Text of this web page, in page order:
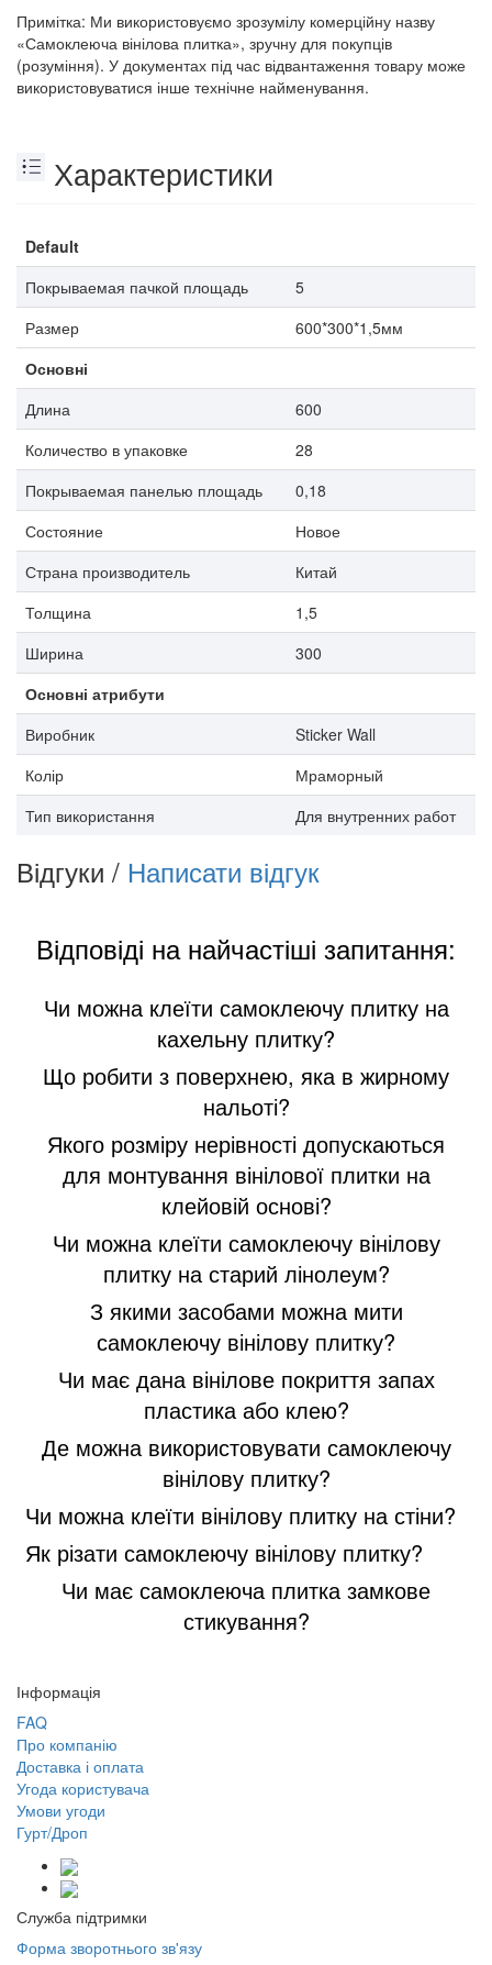
Примітка: Ми використовуємо зрозумілу комерційну назву
«Самоклеюча вінілова плитка», зручну для покупців
(розуміння). У документах під час відвантаження товару може
використовуватися інше технічне найменування.
Характеристики
Default
Покрываемая пачкой площадь
5
Размер
600*300*1,5мм
Основні
Длина
600
Количество в упаковке
28
Покрываемая панелью площадь
0,18
Состояние
Новое
Страна производитель
Китай
Толщина
1,5
Ширина
300
Основні атрибути
Виробник
Sticker Wall
Колір
Мраморный
Тип використання
Для внутренних работ
Відгуки / Написати відгук
Відповіді на найчастіші запитання:
Чи можна клеїти самоклеючу плитку на
кахельну плитку?
Що робити з поверхнею, яка в жирному
нальоті?
Якого розміру нерівності допускаються
для монтування вінілової плитки на
клейовій основі?
Чи можна клеїти самоклеючу вінілову
плитку на старий лінолеум?
З якими засобами можна мити
самоклеючу вінілову плитку?
Чи має дана вінілове покриття запах
пластика або клею?
Де можна використовувати самоклеючу
вінілову плитку?
Чи можна клеїти вінілову плитку на стіни?
Як різати самоклеючу вінілову плитку?
Чи має самоклеюча плитка замкове
стикування?
Інформація
FAQ
Про компанію
Доставка і оплата
Угода користувача
Умови угоди
Гурт/Дроп
Служба підтримки
Форма зворотнього зв'язу